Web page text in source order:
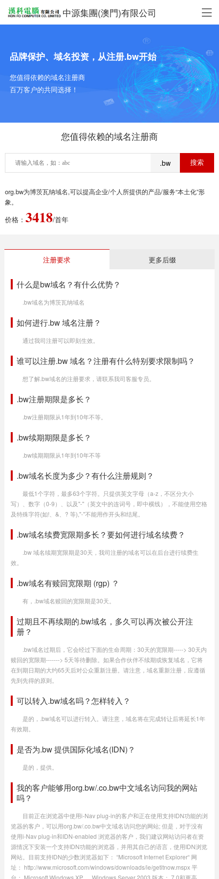
中源集團(澳門)有限公司
品牌保护、域名投资，从注册.bw开始
您值得依赖的域名注册商
百万客户的共同选择！
您值得依赖的域名注册商
.bw
org.bw为博茨瓦纳域名,可以提高企业/个人所提供的产品/服务“本土化”形
象。
价格： 3418/首年
注册要求 更多后缀
什么是bw域名？有什么优势？
.bw域名为博茨瓦纳域名
如何进行.bw 域名注册？
通过我司注册可以即刻生效。
谁可以注册.bw 域名？注册有什么特别要求限制吗？
想了解.bw域名的注册要求，请联系我司客服专员。
.bw注册期限是多长？
.bw注册期限从1年到10年不等。
.bw续期期限是多长？
.bw续期期限从1年到10年不等
.bw域名长度为多少？有什么注册规则？
最低1个字符，最多63个字符。只提供英文字母（a-z，不区分大小
写）、数字（0-9）、以及"-"（英文中的连词号，即中横线），不能使用空格
及特殊字符(如!、&、? 等),"-"不能用作开头和结尾。
.bw域名续费宽限期多长？要如何进行域名续费？
.bw 域名续期宽限期是30天，我司注册的域名可以在后台进行续费生
效。
.bw域名有赎回宽限期 (rgp) ？
有，.bw域名赎回的宽限期是30天。
过期且不再续期的.bw域名，多久可以再次被公开注
册？
.bw域名过期后，它会经过下面的生命周期：30天的宽限期-----> 30天内
赎回的宽限期-------> 5天等待删除。如果合作伙伴不续期或恢复域名，它将
在到期日期的大约65天后对公众重新注册。请注意，域名重新注册，应遵循
先到先得的原则。
可以转入.bw域名吗？怎样转入？
是的，.bw域名可以进行转入。请注意，域名将在完成转让后将延长1年
有效期。
是否为.bw 提供国际化域名(IDN)？
是的，提供。
我的客户能够用org.bw/.co.bw中文域名访问我的网站
吗？
目前正在浏览器中使用i-Nav plug-in的客户和正在使用支持IDN功能的浏
览器的客户，可以用org.bw/.co.bw中文域名访问您的网站; 但是，对于没有
使用i-Nav plug-in和IDN-enabled 浏览器的客户，我们建议网站访问者在资
源情况下安装一个支持IDN功能的浏览器，并用其自己的语言，使用IDN浏览
网站。目前支持IDN的少数浏览器如下： “Microsoft Internet Explorer“ 网
址： http://www.microsoft.com/windows/downloads/ie/getitnow.mspx 平
台： Microsoft Windows XP ， Windows Server 2003 版本： 7.0和更高